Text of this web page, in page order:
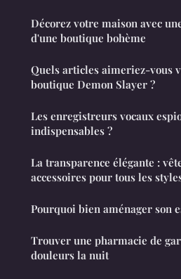
Décorez votre maison avec
d'une boutique bohème
Quels articles aimeriez-vous
boutique Demon Slayer ?
Les enregistreurs vocaux
indispensables ?
La transparence élégante :
accessoires pour tous les
Pourquoi bien aménager son
Trouver une pharmacie de
douleurs la nuit